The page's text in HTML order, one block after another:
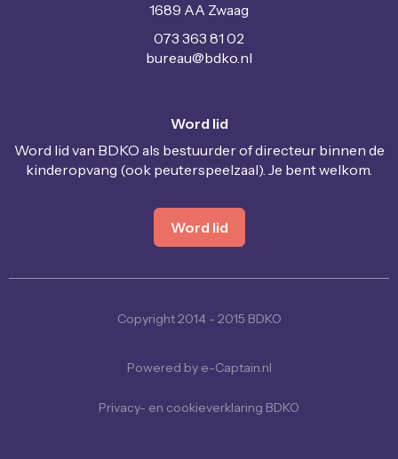
1689 AA Zwaag
073 363 81 02
uaerub@bdko.nl
Word lid
Word lid van BDKO als bestuurder of directeur binnen de
kinderopvang (ook peuterspeelzaal). Je bent welkom.
Word lid
Copyright 2014 - 2015 BDKO
Powered by e-Captain.nl
Privacy- en cookieverklaring BDKO